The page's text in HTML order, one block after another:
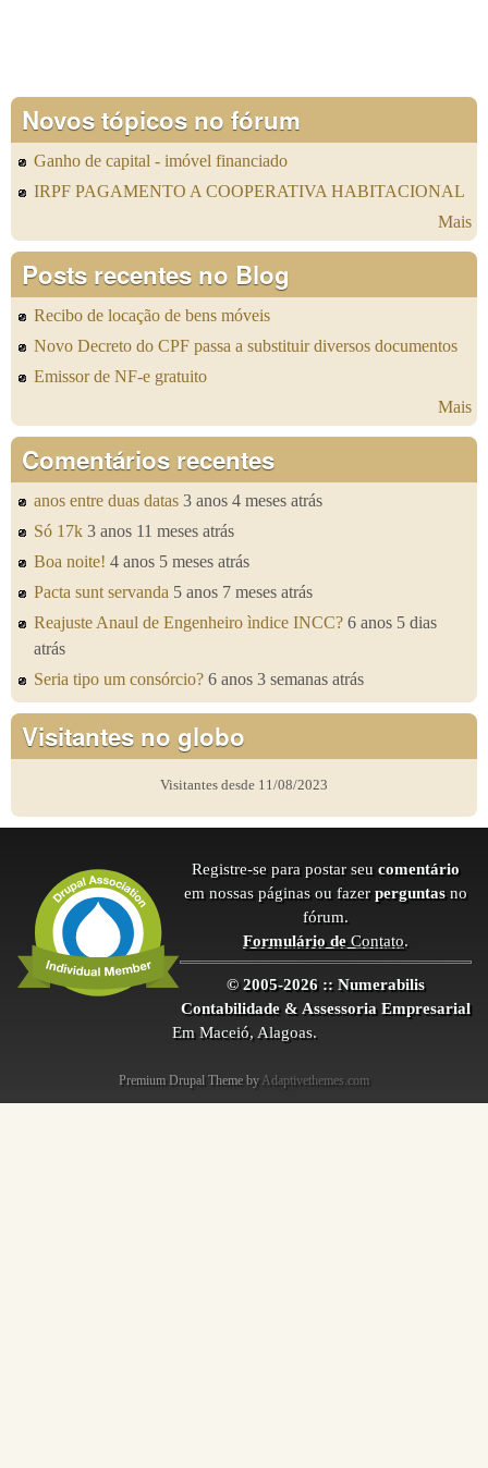
Novos tópicos no fórum
Ganho de capital - imóvel financiado
IRPF PAGAMENTO A COOPERATIVA HABITACIONAL
Mais
Posts recentes no Blog
Recibo de locação de bens móveis
Novo Decreto do CPF passa a substituir diversos documentos
Emissor de NF-e gratuito
Mais
Comentários recentes
anos entre duas datas 3 anos 4 meses atrás
Só 17k 3 anos 11 meses atrás
Boa noite! 4 anos 5 meses atrás
Pacta sunt servanda 5 anos 7 meses atrás
Reajuste Anaul de Engenheiro ìndice INCC? 6 anos 5 dias
atrás
Seria tipo um consórcio? 6 anos 3 semanas atrás
Visitantes no globo
Visitantes desde 11/08/2023
Registre-se para postar seu comentário
em nossas páginas ou fazer perguntas no
fórum.
Formulário deContato.
© 2005-2026 :: Numerabilis
Contabilidade & Assessoria Empresarial
Em Maceió, Alagoas.
Premium Drupal Theme by Adaptivethemes.com